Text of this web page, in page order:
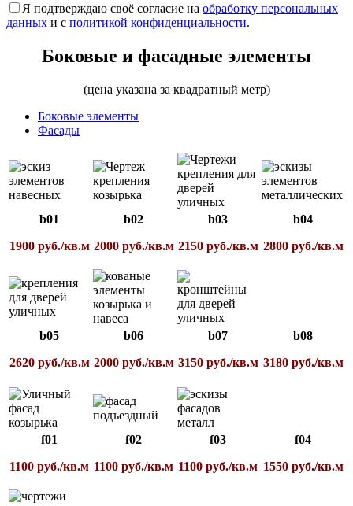
Я подтверждаю своё согласие на обработку персональных
данных и с политикой конфиденциальности.
Боковые и фасадные элементы
(цена указана за квадратный метр)
Боковые элементы
Фасады
b01
1900 руб./кв.м
b02
2000 руб./кв.м
b03
2150 руб./кв.м
b04
2800 руб./кв.м
b05
2620 руб./кв.м
b06
2000 руб./кв.м
b07
3150 руб./кв.м
b08
3180 руб./кв.м
f01
1100 руб./кв.м
f02
1100 руб./кв.м
f03
1100 руб./кв.м
f04
1550 руб./кв.м